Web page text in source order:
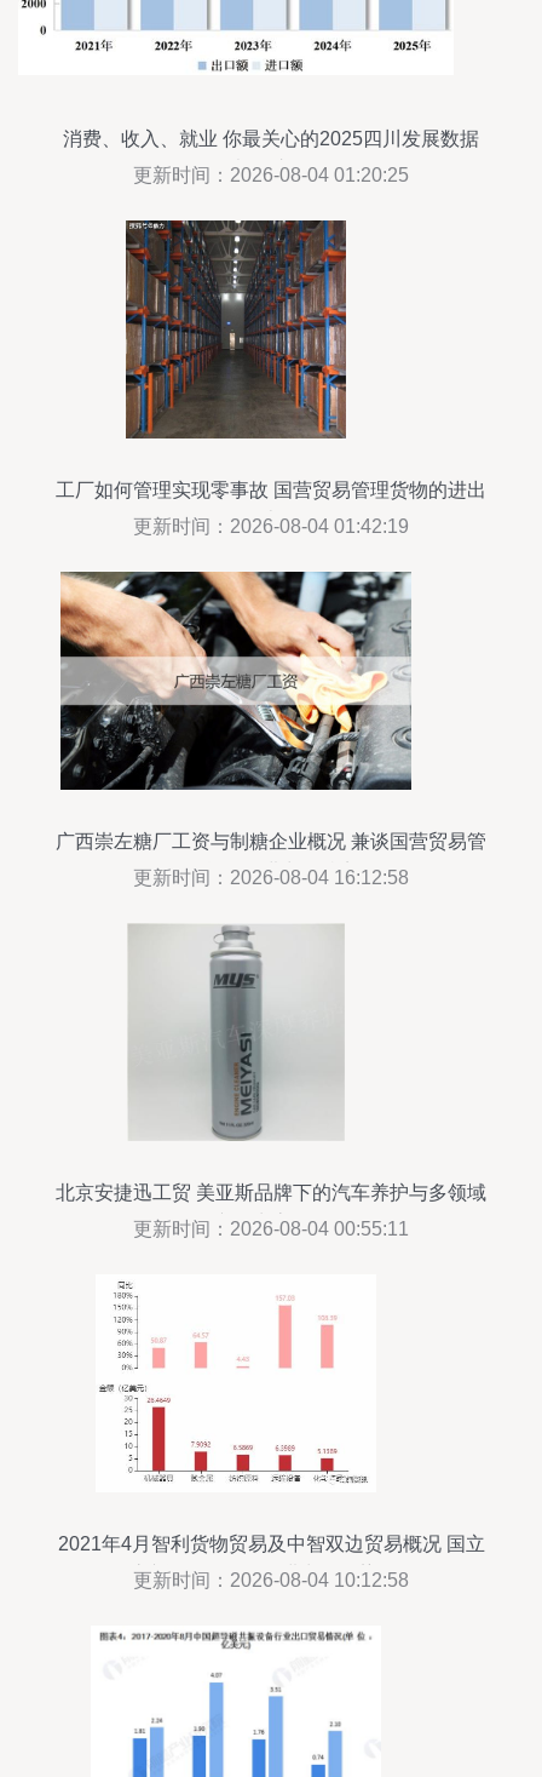
消费、收入、就业 你最关心的2025四川发展数据
都在这里
更新时间：2026-08-04 01:20:25
工厂如何管理实现零事故 国营贸易管理货物的进出
口上篇
更新时间：2026-08-04 01:42:19
广西崇左糖厂工资与制糖企业概况 兼谈国营贸易管
理货物的进出口特点
更新时间：2026-08-04 16:12:58
北京安捷迅工贸 美亚斯品牌下的汽车养护与多领域
产品生态解析
更新时间：2026-08-04 00:55:11
2021年4月智利货物贸易及中智双边贸易概况 国立
矿产资源管理下的进出口趋势分析
更新时间：2026-08-04 10:12:58